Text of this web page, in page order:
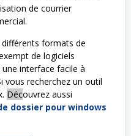
de courrier
différents formats de
de logiciels
interface facile à
vous recherchez un outil
Découvrez aussi
dossier pour windows